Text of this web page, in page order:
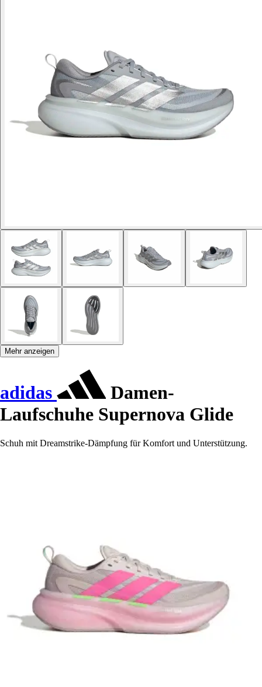
Mehr anzeigen
adidas
Damen-
Laufschuhe Supernova Glide
Schuh mit Dreamstrike-Dämpfung für Komfort und Unterstützung.